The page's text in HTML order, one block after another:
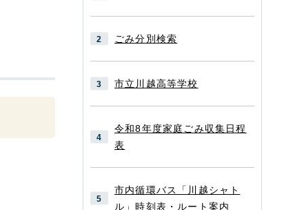
ごみ分別検索
市立川越高等学校
令和8年度家庭ごみ収集日程
表
市内循環バス「川越シャト
ル」時刻表・ルート案内